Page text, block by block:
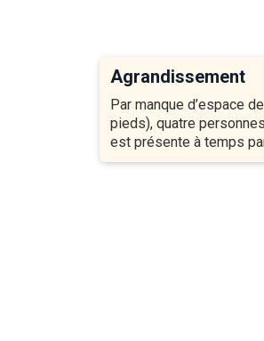
Agrandissement
Par manque d’espace
pieds), quatre
est présente à temps